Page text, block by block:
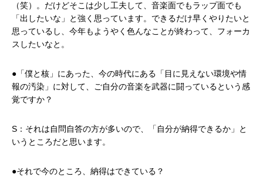
（笑）。だけどそこは少し工夫して、音楽面でもラップ面でも
「出したいな」と強く思っています。できるだけ早くやりたいと
思っているし、今年もようやく色んなことが終わって、フォーカ
スしたいなと。
●「僕と核」にあった、今の時代にある「目に見えない環境や情
報の汚染」に対して、ご自分の音楽を武器に闘っているという感
覚ですか？
S：それは自問自答の方が多いので、「自分が納得できるか」と
いうところだと思います。
●それで今のところ、納得はできている？